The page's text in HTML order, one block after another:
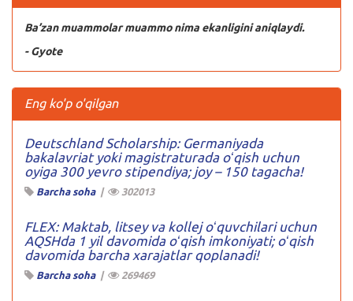
Ba’zan muammolar muammo nima ekanligini aniqlaydi.
- Gyote
Eng ko'p o'qilgan
Deutschland Scholarship: Germaniyada
bakalavriat yoki magistraturada oʻqish uchun
oyiga 300 yevro stipendiya; joy – 150 tagacha!
Barcha soha| 302013
FLEX: Maktab, litsey va kollej oʻquvchilari uchun
AQSHda 1 yil davomida oʻqish imkoniyati; oʻqish
davomida barcha xarajatlar qoplanadi!
Barcha soha| 269469